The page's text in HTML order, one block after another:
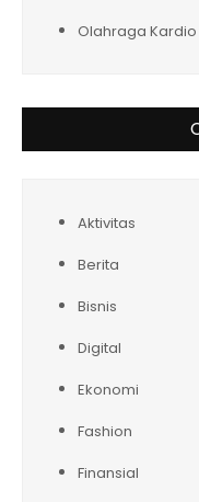
Olahraga Kardio
Aktivitas
Berita
Bisnis
Digital
Ekonomi
Fashion
Finansial